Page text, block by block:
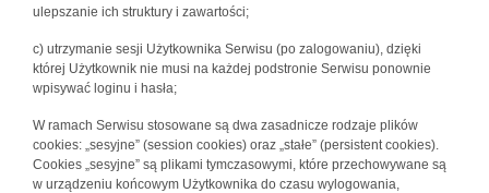
ulepszanie ich struktury i zawartości;
c) utrzymanie sesji Użytkownika Serwisu (po zalogowaniu), dzięki
której Użytkownik nie musi na każdej podstronie Serwisu ponownie
wpisywać loginu i hasła;
W ramach Serwisu stosowane są dwa zasadnicze rodzaje plików
cookies: „sesyjne” (session cookies) oraz „stałe” (persistent cookies).
Cookies „sesyjne” są plikami tymczasowymi, które przechowywane są
w urządzeniu końcowym Użytkownika do czasu wylogowania,